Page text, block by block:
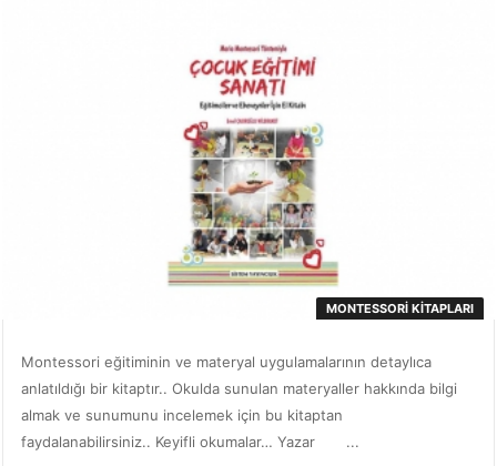
MONTESSORI KITAPLARI
Montessori eğitiminin ve materyal uygulamalarının detaylıca
anlatıldığı bir kitaptır.. Okulda sunulan materyaller hakkında bilgi
almak ve sunumunu incelemek için bu kitaptan
faydalanabilirsiniz.. Keyifli okumalar… Yazar ...